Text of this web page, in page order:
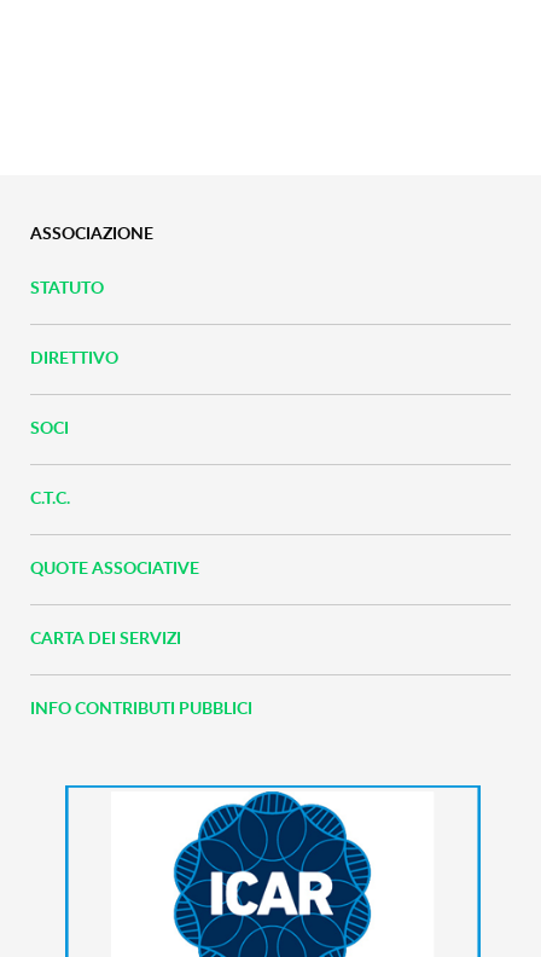
ASSOCIAZIONE
STATUTO
DIRETTIVO
SOCI
C.T.C.
QUOTE ASSOCIATIVE
CARTA DEI SERVIZI
INFO CONTRIBUTI PUBBLICI